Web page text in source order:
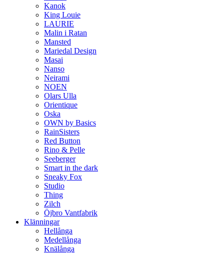
Kanok
King Louie
LAURIE
Malin i Ratan
Mansted
Mariedal Design
Masai
Nanso
Neirami
NOEN
Olars Ulla
Orientique
Oska
OWN by Basics
RainSisters
Red Button
Rino & Pelle
Seeberger
Smart in the dark
Sneaky Fox
Studio
Thing
Zilch
Öjbro Vantfabrik
Klänningar
Hellånga
Medellånga
Knälånga